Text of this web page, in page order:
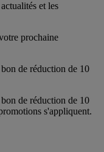
et les
prochaine
de réduction de 10
de réduction de 10
s'appliquent.